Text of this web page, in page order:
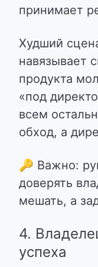
принимает
Худший
навязывает
продукта
«под
всем
обход, а
🔑 Важно:
доверять
мешать, а
4.
успеха